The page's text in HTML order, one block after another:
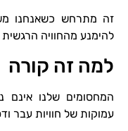
זה מתרחש כשאנחנו
להימנע מהחוויה
למה זה קורה
המחסומים שלנו אינם
עמוקות של חוויות עבר